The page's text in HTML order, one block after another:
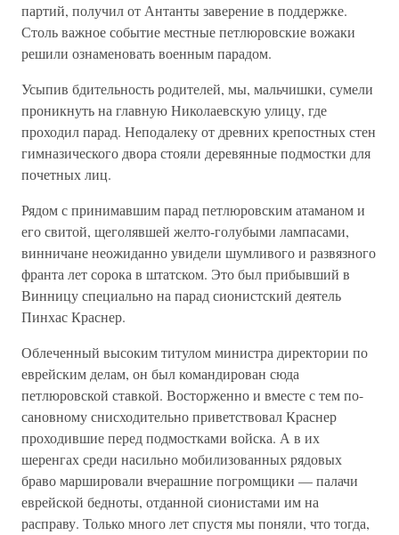
партий, получил от Антанты заверение в поддержке.
Столь важное событие местные петлюровские вожаки
решили ознаменовать военным парадом.
Усыпив бдительность родителей, мы, мальчишки, сумели
проникнуть на главную Николаевскую улицу, где
проходил парад. Неподалеку от древних крепостных стен
гимназического двора стояли деревянные подмостки для
почетных лиц.
Рядом с принимавшим парад петлюровским атаманом и
его свитой, щеголявшей желто-голубыми лампасами,
винничане неожиданно увидели шумливого и развязного
франта лет сорока в штатском. Это был прибывший в
Винницу специально на парад сионистский деятель
Пинхас Краснер.
Облеченный высоким титулом министра директории по
еврейским делам, он был командирован сюда
петлюровской ставкой. Восторженно и вместе с тем по-
сановному снисходительно приветствовал Краснер
проходившие перед подмостками войска. А в их
шеренгах среди насильно мобилизованных рядовых
браво маршировали вчерашние погромщики — палачи
еврейской бедноты, отданной сионистами им на
расправу. Только много лет спустя мы поняли, что тогда,